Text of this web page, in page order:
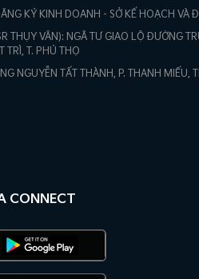
KÝ KINH DOANH - SỞ KẾ HOẠCH VÀ
THỤY VÂN): NGÃ TƯ GIAO LỘ ĐƯỜNG
TRÌ, T. PHÚ THỌ
NGUYỄN TẤT THÀNH, P. THANH MIẾU,
CONNECT